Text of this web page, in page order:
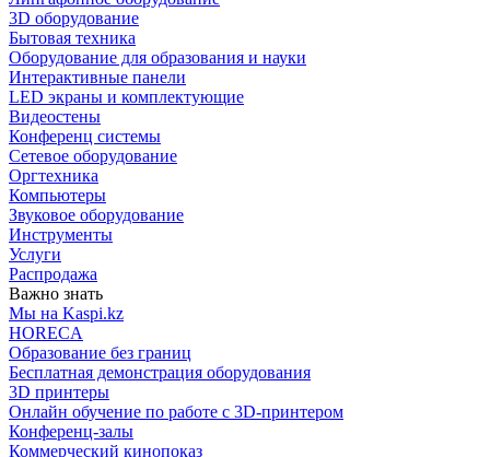
3D оборудование
Бытовая техника
Оборудование для образования и науки
Интерактивные панели
LED экраны и комплектующие
Видеостены
Конференц системы
Сетевое оборудование
Оргтехника
Компьютеры
Звуковое оборудование
Инструменты
Услуги
Распродажа
Важно знать
Мы на Kaspi.kz
HORECA
Образование без границ
Бесплатная демонстрация оборудования
3D принтеры
Онлайн обучение по работе с 3D-принтером
Конференц-залы
Коммерческий кинопоказ